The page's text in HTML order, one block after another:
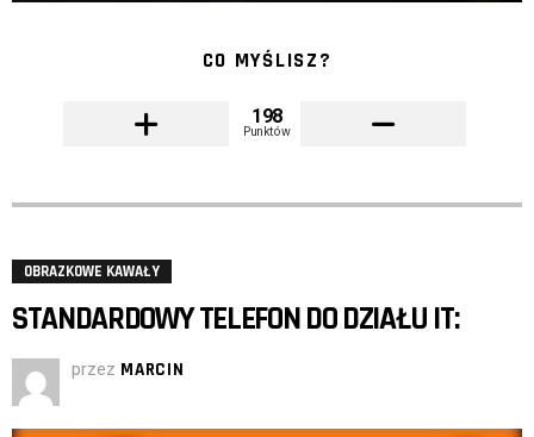
CO MYŚLISZ?
198
Punktów
OBRAZKOWE KAWAŁY
STANDARDOWY TELEFON DO DZIAŁU IT:
przez MARCIN